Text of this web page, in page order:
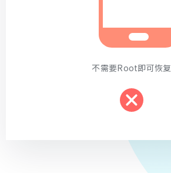
不需要Root即可恢复